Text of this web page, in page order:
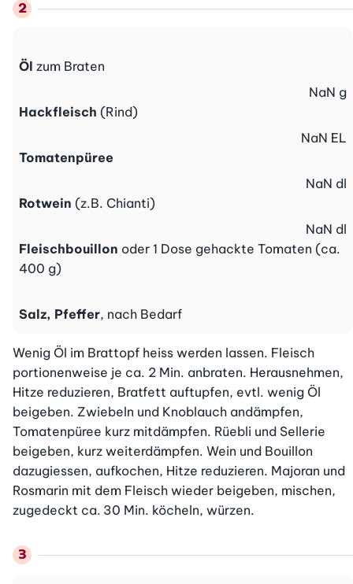
Öl zum Braten
Hackfleisch (Rind)
NaN g
Tomatenpüree
NaN EL
Rotwein (z.B. Chianti)
NaN dl
Fleischbouillon oder 1 Dose gehackte Tomaten (ca.
400 g)
NaN dl
Salz, Pfeffer, nach Bedarf
Wenig Öl im Brattopf heiss werden lassen. Fleisch
portionenweise je ca. 2 Min. anbraten. Herausnehmen,
Hitze reduzieren, Bratfett auftupfen, evtl. wenig Öl
beigeben. Zwiebeln und Knoblauch andämpfen,
Tomatenpüree kurz mitdämpfen. Rüebli und Sellerie
beigeben, kurz weiterdämpfen. Wein und Bouillon
dazugiessen, aufkochen, Hitze reduzieren. Majoran und
Rosmarin mit dem Fleisch wieder beigeben, mischen,
zugedeckt ca. 30 Min. köcheln, würzen.